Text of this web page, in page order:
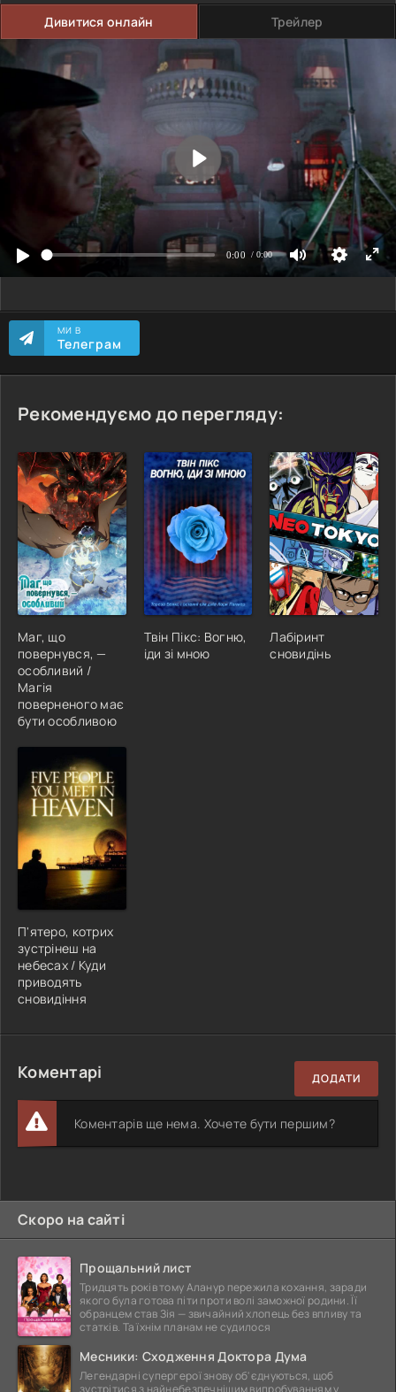
Дивитися онлайн Трейлер
МИ В
Телеграм
Рекомендуємо до перегляду:
Маг, що
повернувся, —
особливий /
Магія
поверненого має
бути особливою
Твін Пікс: Вогню,
іди зі мною
Лабіринт
сновидінь
П'ятеро, котрих
зустрінеш на
небесах / Куди
приводять
сновидіння
Коментарі ДОДАТИ
Коментарів ще нема. Хочете бути першим?
Скоро на сайті
Прощальний лист
Тридцять років тому Аланур пережила кохання, заради
якого була готова піти проти волі заможної родини. Її
обранцем став Зія — звичайний хлопець без впливу та
статків. Та їхнім планам не судилося
Месники: Сходження Доктора Дума
Легендарні супергерої знову об'єднуються, щоб
зустрітися з найнебезпечнішим випробуванням у